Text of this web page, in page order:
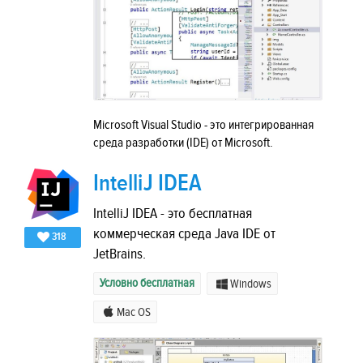
Microsoft Visual Studio - это интегрированная
среда разработки (IDE) от Microsoft.
318
IntelliJ IDEA
IntelliJ IDEA - это бесплатная
коммерческая среда Java IDE от
JetBrains.
Условно бесплатная Windows
Mac OS